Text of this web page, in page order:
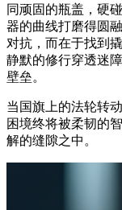
同顽固的瓶盖，硬
器的曲线打磨得圆
对抗，而在于找到
静默的修行穿透迷
壁垒。
当国旗上的法轮转
困境终将被柔韧的
解的缝隙之中。